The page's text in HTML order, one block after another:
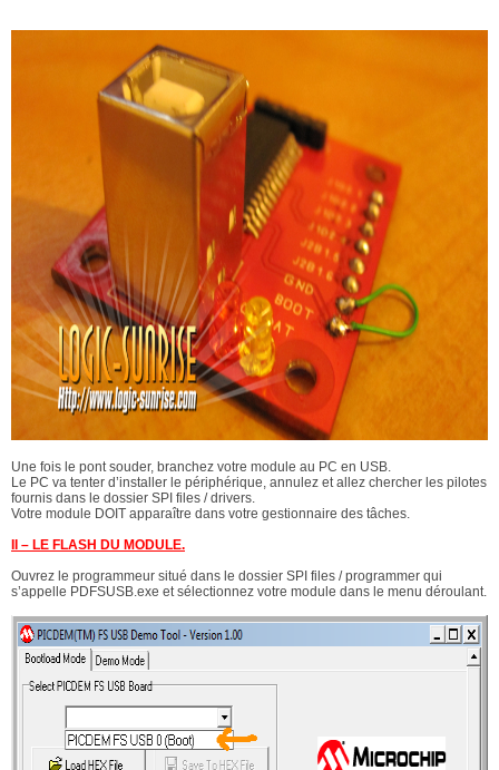
Une fois le pont souder, branchez votre module au PC en USB.
Le PC va tenter d’installer le périphérique, annulez et allez chercher les pilotes
fournis dans le dossier SPI files / drivers.
Votre module DOIT apparaître dans votre gestionnaire des tâches.
II – LE FLASH DU MODULE.
Ouvrez le programmeur situé dans le dossier SPI files / programmer qui
s’appelle PDFSUSB.exe et sélectionnez votre module dans le menu déroulant.